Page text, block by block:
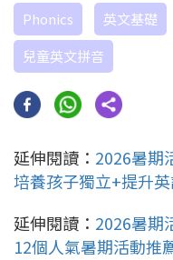
Phonics 英文基礎
兒童英文拼音
延伸閱讀： 2026暑期
培養孩子獨立+提升
延伸閱讀： 2026暑期
12個人氣暑期活動推